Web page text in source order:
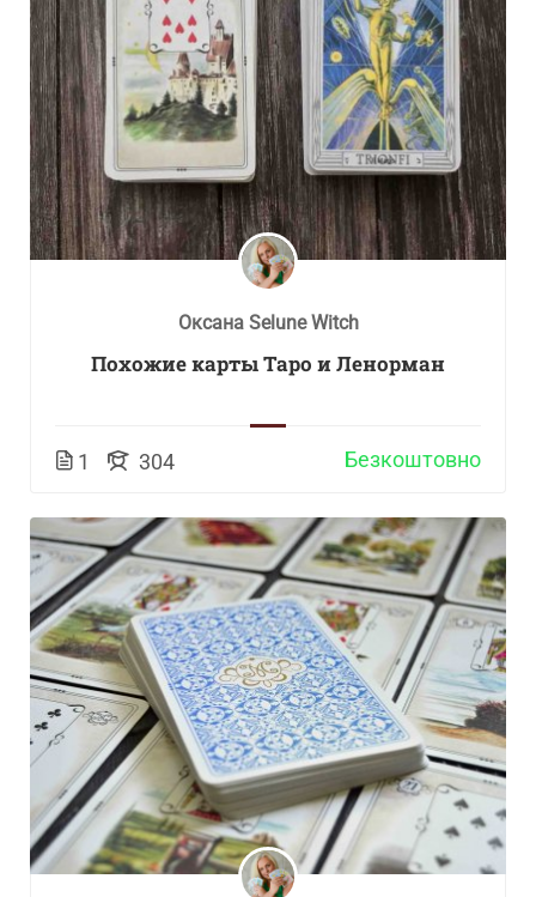
Оксана Selune Witch
Похожие карты Таро и Ленорман
1 304 Безкоштовно